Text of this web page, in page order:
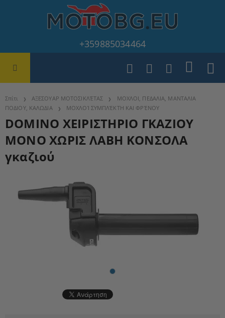
+359885034464
Σπίτι ΑΞΕΣΟΥΑΡ ΜΟΤΟΣΙΚΛΈΤΑΣ
ΜΟΧΛΟΙ, ΠΕΔΑΛΙΑ, ΜΑΝΤΑΛΙΑ
ΠΟΔΙΟΥ, ΚΑΛΩΔΙΑ
ΜΟΧΛΟΊ ΣΥΜΠΛΈΚΤΗ ΚΑΙ ΦΡΈΝΟΥ
DOMINO ΧΕΙΡΙΣΤΗΡΙΟ ΓΚΑΖΙΟΥ
ΜΟΝΟ ΧΩΡΙΣ ΛΑΒΗ ΚΟΝΣΟΛΑ
γκαζιού